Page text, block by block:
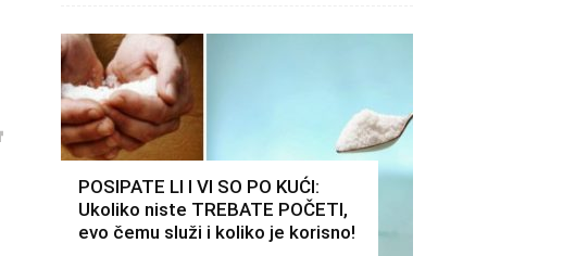
POSIPATE LI I VI SO PO KUĆI:
Ukoliko niste TREBATE POČETI,
evo čemu služi i koliko je korisno!